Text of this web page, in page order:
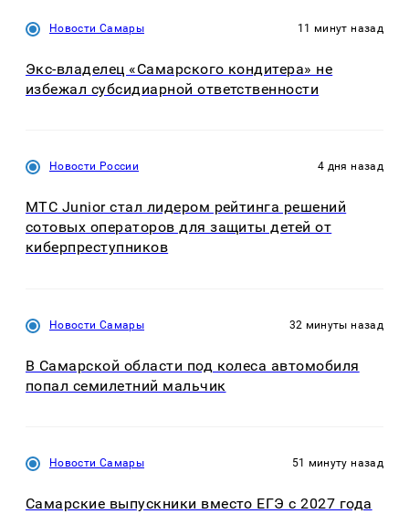
Новости Самары 11 минут назад
Экс-владелец «Самарского кондитера» не
избежал субсидиарной ответственности
Новости России 4 дня назад
МТС Junior стал лидером рейтинга решений
сотовых операторов для защиты детей от
киберпреступников
Новости Самары 32 минуты назад
В Самарской области под колеса автомобиля
попал семилетний мальчик
Новости Самары 51 минуту назад
Самарские выпускники вместо ЕГЭ с 2027 года